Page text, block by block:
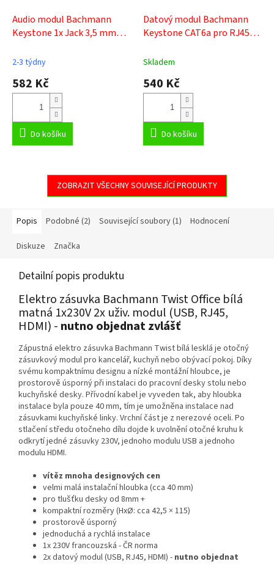
Audio modul Bachmann
Keystone 1x Jack 3,5 mm
2-3 týdny
582 Kč
Do košíku
Datový modul Bachmann
Keystone CAT6a pro RJ45
Skladem
540 Kč
Do košíku
ZOBRAZIT VŠECHNY SOUVISEJÍCÍ PRODUKTY
Popis Podobné (2) Související soubory (1) Hodnocení
Diskuze Značka
Detailní popis produktu
Elektro zásuvka Bachmann Twist Office bílá
matná 1x230V 2x uživ. modul (USB, RJ45,
HDMI) - nutno objednat zvlášť
Zápustná elektro zásuvka Bachmann Twist bílá lesklá je otočný
zásuvkový modul pro kancelář, kuchyň nebo obývací pokoj. Díky
svému kompaktnímu designu a nízké montážní hloubce, je
prostorově úsporný při instalaci do pracovní desky stolu nebo
kuchyňské desky. Přívodní kabel je vyveden tak, aby hloubka
instalace byla pouze 40 mm, tím je umožněna instalace nad
zásuvkami kuchyňské linky. Vrchní část je z nerezové oceli. Po
stlačení středu otočneho dílu dojde k uvolnění otočné kruhu k
odkrytí jedné zásuvky 230V, jednoho modulu USB a jednoho
modulu HDMI.
vítěz mnoha designových cen
velmi malá instalační hloubka (cca 40 mm)
pro tlušťku desky od 8mm +
kompaktní rozměry (HxØ: cca 42,5 × 115)
prostorově úsporný
jednoduchá a rychlá instalace
1x 230V francouzská - ČR norma
2x datový modul (USB, RJ45, HDMI) - nutno objednat